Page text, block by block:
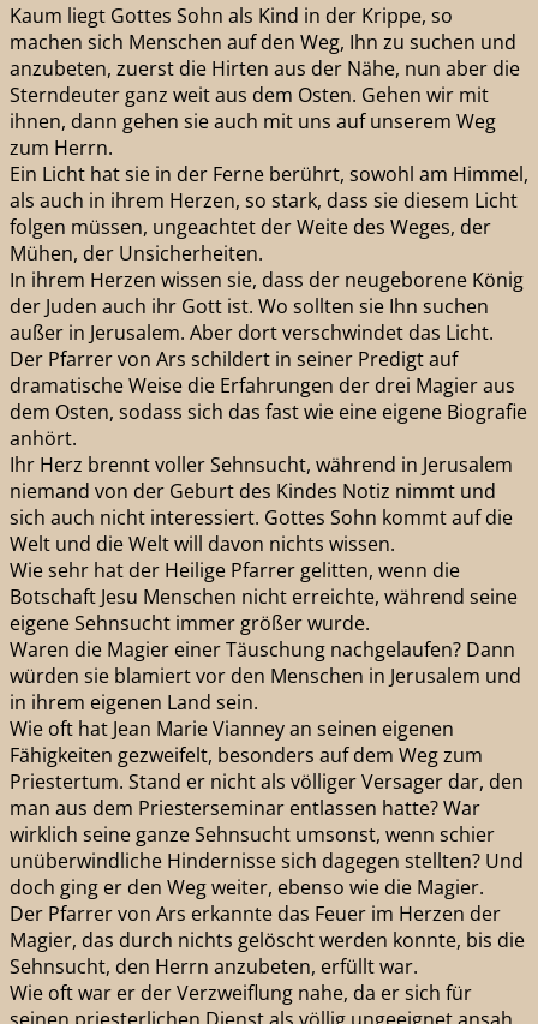
Kaum liegt Gottes Sohn als Kind in der Krippe, so
machen sich Menschen auf den Weg, Ihn zu suchen und
anzubeten, zuerst die Hirten aus der Nähe, nun aber die
Sterndeuter ganz weit aus dem Osten. Gehen wir mit
ihnen, dann gehen sie auch mit uns auf unserem Weg
zum Herrn.
Ein Licht hat sie in der Ferne berührt, sowohl am Himmel,
als auch in ihrem Herzen, so stark, dass sie diesem Licht
folgen müssen, ungeachtet der Weite des Weges, der
Mühen, der Unsicherheiten.
In ihrem Herzen wissen sie, dass der neugeborene König
der Juden auch ihr Gott ist. Wo sollten sie Ihn suchen
außer in Jerusalem. Aber dort verschwindet das Licht.
Der Pfarrer von Ars schildert in seiner Predigt auf
dramatische Weise die Erfahrungen der drei Magier aus
dem Osten, sodass sich das fast wie eine eigene Biografie
anhört.
Ihr Herz brennt voller Sehnsucht, während in Jerusalem
niemand von der Geburt des Kindes Notiz nimmt und
sich auch nicht interessiert. Gottes Sohn kommt auf die
Welt und die Welt will davon nichts wissen.
Wie sehr hat der Heilige Pfarrer gelitten, wenn die
Botschaft Jesu Menschen nicht erreichte, während seine
eigene Sehnsucht immer größer wurde.
Waren die Magier einer Täuschung nachgelaufen? Dann
würden sie blamiert vor den Menschen in Jerusalem und
in ihrem eigenen Land sein.
Wie oft hat Jean Marie Vianney an seinen eigenen
Fähigkeiten gezweifelt, besonders auf dem Weg zum
Priestertum. Stand er nicht als völliger Versager dar, den
man aus dem Priesterseminar entlassen hatte? War
wirklich seine ganze Sehnsucht umsonst, wenn schier
unüberwindliche Hindernisse sich dagegen stellten? Und
doch ging er den Weg weiter, ebenso wie die Magier.
Der Pfarrer von Ars erkannte das Feuer im Herzen der
Magier, das durch nichts gelöscht werden konnte, bis die
Sehnsucht, den Herrn anzubeten, erfüllt war.
Wie oft war er der Verzweiflung nahe, da er sich für
seinen priesterlichen Dienst als völlig ungeeignet ansah.